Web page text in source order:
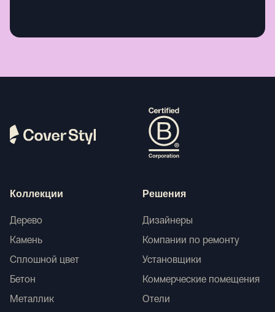
Коллекции
Дерево
Камень
Сплошной цвет
Бетон
Металлик
Решения
Дизайнеры
Компании по ремонту
Установщики
Коммерческие помещения
Отели